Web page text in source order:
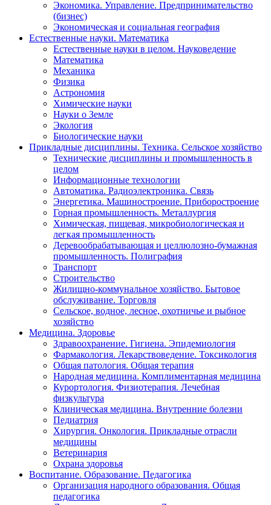
Экономика. Управление. Предпринимательство
(бизнес)
Экономическая и социальная география
Естественные науки. Математика
Естественные науки в целом. Науковедение
Математика
Механика
Физика
Астрономия
Химические науки
Науки о Земле
Экология
Биологические науки
Прикладные дисциплины. Техника. Сельское хозяйство
Технические дисциплины и промышленность в
целом
Информационные технологии
Автоматика. Радиоэлектроника. Связь
Энергетика. Машиностроение. Приборостроение
Горная промышленность. Металлургия
Химическая, пищевая, микробиологическая и
легкая промышленность
Деревообрабатывающая и целлюлозно-бумажная
промышленность. Полиграфия
Транспорт
Строительство
Жилищно-коммунальное хозяйство. Бытовое
обслуживание. Торговля
Сельское, водное, лесное, охотничье и рыбное
хозяйство
Медицина. Здоровье
Здравоохранение. Гигиена. Эпидемиология
Фармакология. Лекарствоведение. Токсикология
Общая патология. Общая терапия
Народная медицина. Комплиментарная медицина
Курортология. Физиотерапия. Лечебная
физкультура
Клиническая медицина. Внутренние болезни
Педиатрия
Хирургия. Онкология. Прикладные отрасли
медицины
Ветеринария
Охрана здоровья
Воспитание. Образование. Педагогика
Организация народного образования. Общая
педагогика